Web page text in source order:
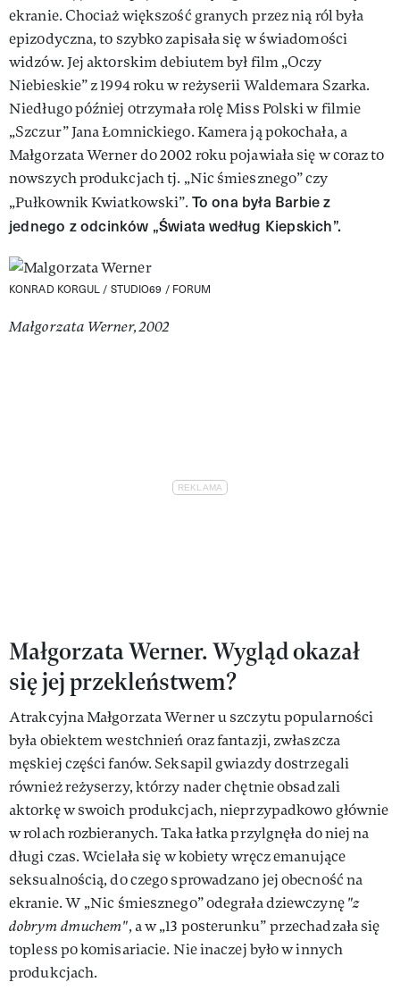
ekranie. Chociaż większość granych przez nią ról była
epizodyczna, to szybko zapisała się w świadomości
widzów. Jej aktorskim debiutem był film „Oczy
Niebieskie” z 1994 roku w reżyserii Waldemara Szarka.
Niedługo później otrzymała rolę Miss Polski w filmie
„Szczur” Jana Łomnickiego. Kamera ją pokochała, a
Małgorzata Werner do 2002 roku pojawiała się w coraz to
nowszych produkcjach tj. „Nic śmiesznego” czy
„Pułkownik Kwiatkowski”. To ona była Barbie z
jednego z odcinków „Świata według Kiepskich”.
KONRAD KORGUL / STUDIO69 / FORUM
Małgorzata Werner, 2002
Małgorzata Werner. Wygląd okazał
się jej przekleństwem?
Atrakcyjna Małgorzata Werner u szczytu popularności
była obiektem westchnień oraz fantazji, zwłaszcza
męskiej części fanów. Seksapil gwiazdy dostrzegali
również reżyserzy, którzy nader chętnie obsadzali
aktorkę w swoich produkcjach, nieprzypadkowo głównie
w rolach rozbieranych. Taka łatka przylgnęła do niej na
długi czas. Wcielała się w kobiety wręcz emanujące
seksualnością, do czego sprowadzano jej obecność na
ekranie. W „Nic śmiesznego” odegrała dziewczynę"z
dobrym dmuchem", a w „13 posterunku” przechadzała się
topless po komisariacie. Nie inaczej było w innych
produkcjach.